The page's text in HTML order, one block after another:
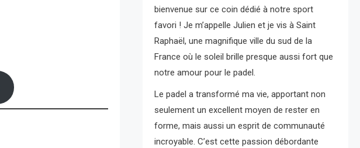
bienvenue sur ce coin dédié à notre sport
favori ! Je m’appelle Julien et je vis à Saint
Raphaël, une magnifique ville du sud de la
France où le soleil brille presque aussi fort que
notre amour pour le padel.
Le padel a transformé ma vie, apportant non
seulement un excellent moyen de rester en
forme, mais aussi un esprit de communauté
incroyable. C’est cette passion débordante